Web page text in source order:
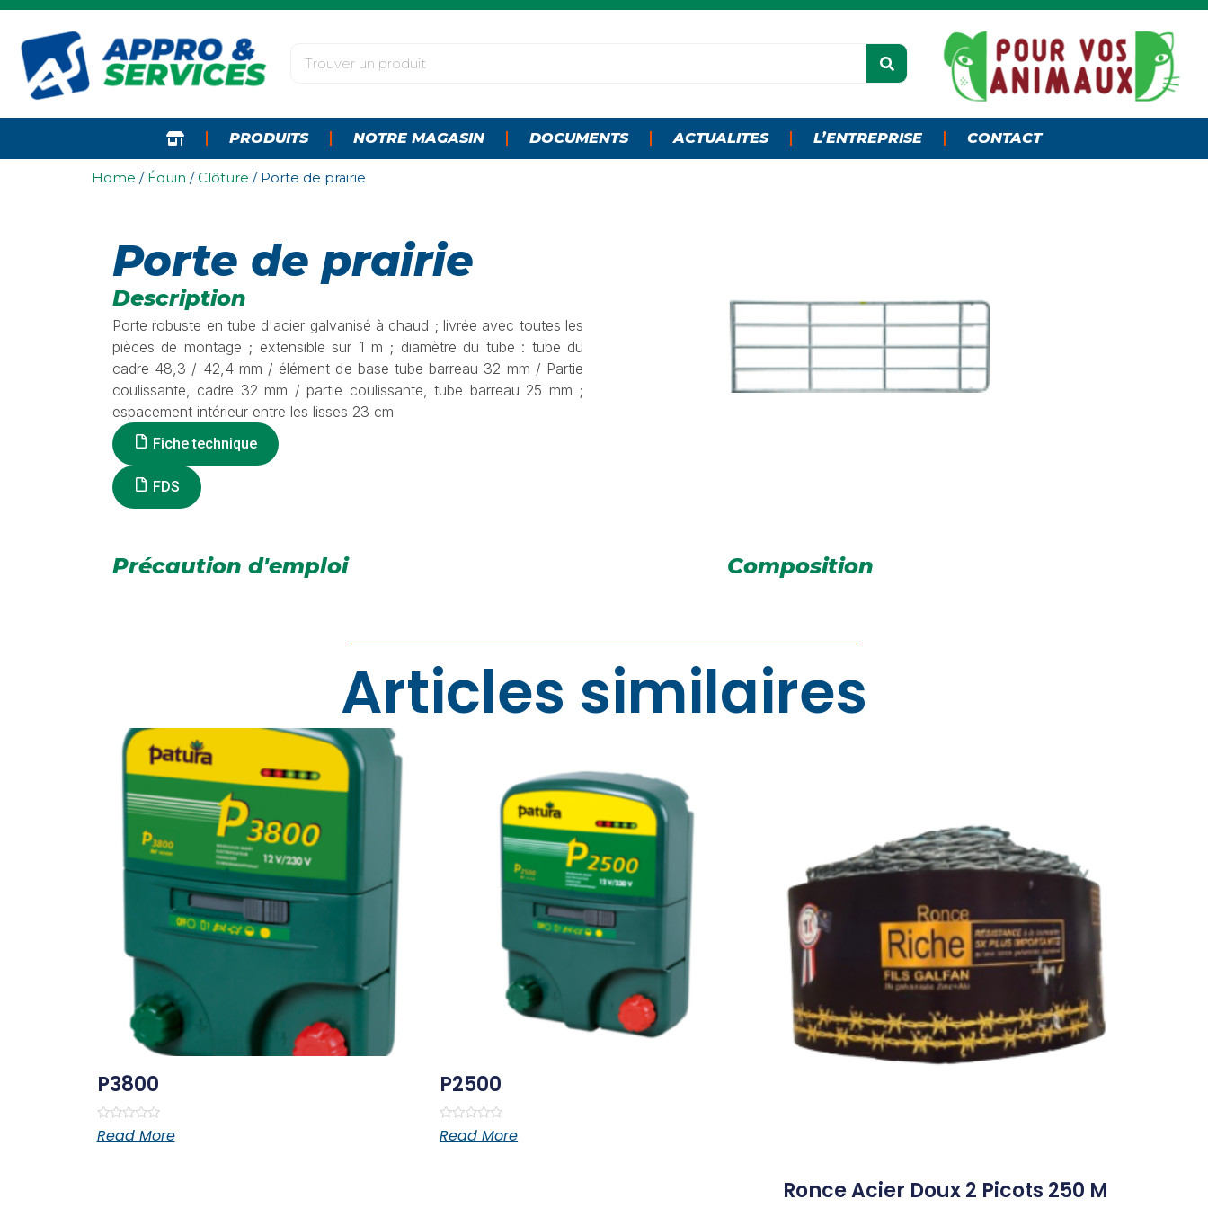
PRODUITS NOTRE MAGASIN DOCUMENTS ACTUALITES L’ENTREPRISE CONTACT
Home / Équin /Clôture / Porte de prairie
Porte de prairie
Description
Porte robuste en tube d'acier galvanisé à chaud ; livrée avec toutes les
pièces de montage ; extensible sur 1 m ; diamètre du tube : tube du
cadre 48,3 / 42,4 mm / élément de base tube barreau 32 mm / Partie
coulissante, cadre 32 mm / partie coulissante, tube barreau 25 mm ;
espacement intérieur entre les lisses 23 cm
Fiche technique
FDS
Précaution d'emploi Composition
Articles similaires
P3800
Rated
0
Read More
P2500
Rated
0
Read More
Ronce Acier Doux 2 Picots 250 M